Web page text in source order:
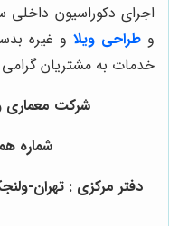
اجرای دکوراسیون
وطراحی ویلا و غیره
خدمات به مشتریان
شرکت معماری و
شماره